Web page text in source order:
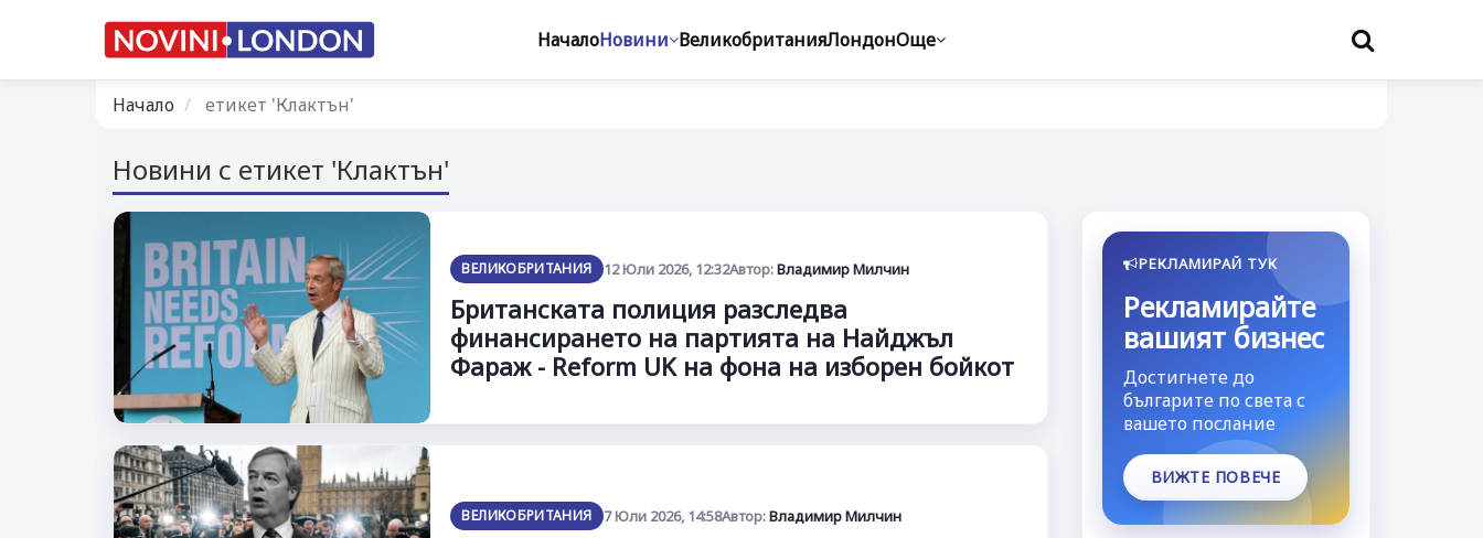
НачалоНовини ВеликобританияЛондонОще
Начало етикет 'Клактън'
Новини с етикет 'Клактън'
ВЕЛИКОБРИТАНИЯ 12 Юли 2026, 12:32Автор:Владимир Милчин
Британската полиция разследва
финансирането на партията на Найджъл
Фараж - Reform UK на фона на изборен бойкот
ВЕЛИКОБРИТАНИЯ 7 Юли 2026, 14:58Автор:Владимир Милчин
РЕКЛАМИРАЙ ТУК
Рекламирайте
вашият бизнес
Достигнете до
българите по света с
вашето послание
ВИЖТЕ ПОВЕЧЕ